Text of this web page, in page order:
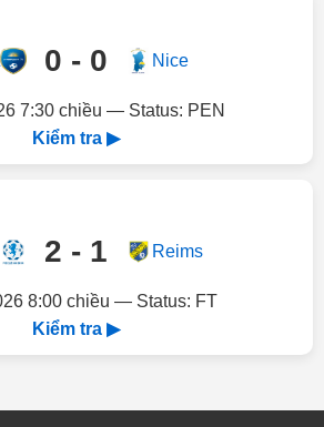
0 - 0 Nice
7:30 chiều — Status: PEN
Kiểm tra ▶
2 - 1 Reims
8:00 chiều — Status: FT
Kiểm tra ▶